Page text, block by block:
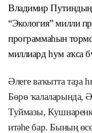
Владимир Путиндың
“Экология” милли
программаһын
миллиард һум аҡса
Әлеге ваҡытта таҙа
Бөрө ҡалаларында,
Туймазы,
итәһе бар. Бының